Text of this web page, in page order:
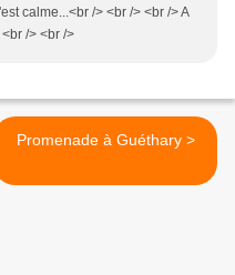
calme...<br /> <br /> <br /> A
/> <br />
Promenade à Guéthary >